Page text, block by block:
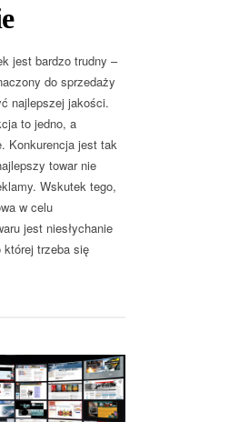
jest bardzo trudny –
do sprzedaży
najlepszej jakości.
to jedno, a
Konkurencja jest tak
towar nie
Wskutek tego,
w celu
jest niesłychanie
której trzeba się